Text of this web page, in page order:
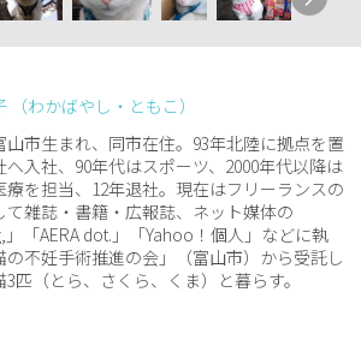
（わかばやし・ともこ）
山市生まれ、同市在住。93年北陸に拠点を置
へ入社、90年代はスポーツ、2000年代以降は
療を担当、12年退社。現在はフリーランスの
て雑誌・書籍・広報誌、ネット媒体の
」「AERA dot.」「Yahoo！個人」などに執
の不妊手術推進の会」（富山市）から受託し
3匹（とら、さくら、くま）と暮らす。